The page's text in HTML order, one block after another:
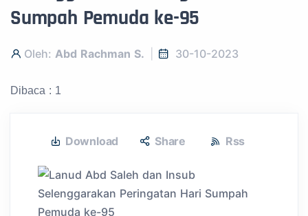
Sumpah Pemuda ke-95
Oleh: Abd Rachman S. 30-10-2023
Dibaca : 1
Download Share Rss